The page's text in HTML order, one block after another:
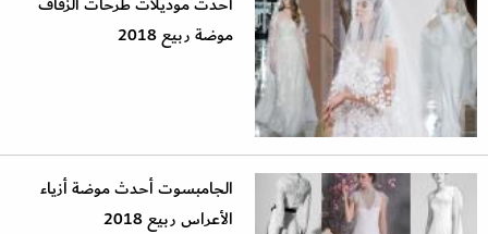
موضة ربيع 2018
الجامبسوت أحدث موضة أزياء
الأعراس ربيع 2018